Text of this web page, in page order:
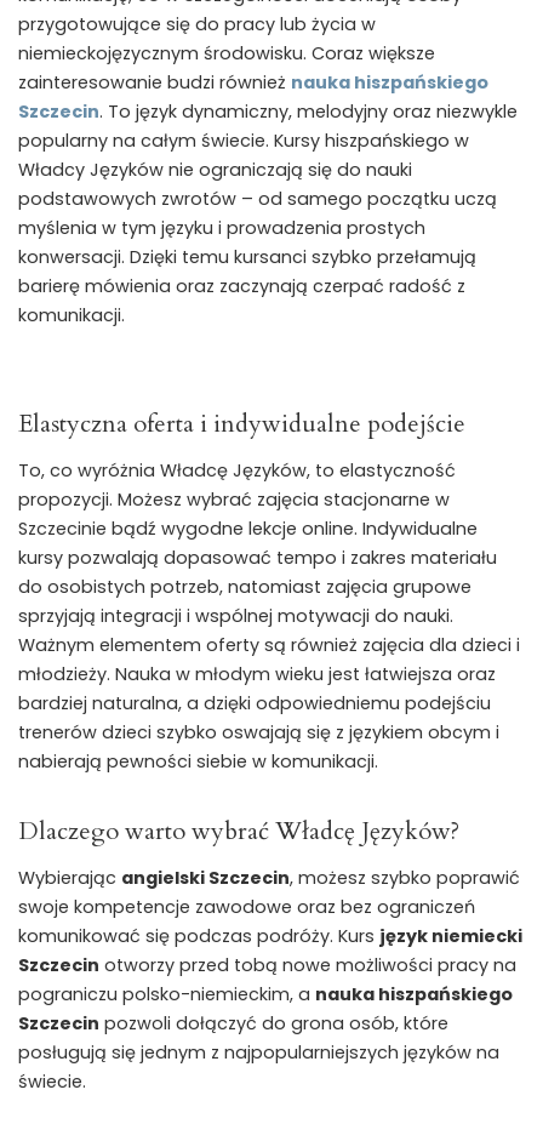
przygotowujące się do pracy lub życia w
niemieckojęzycznym środowisku. Coraz większe
zainteresowanie budzi również nauka hiszpańskiego
Szczecin. To język dynamiczny, melodyjny oraz niezwykle
popularny na całym świecie. Kursy hiszpańskiego w
Władcy Języków nie ograniczają się do nauki
podstawowych zwrotów – od samego początku uczą
myślenia w tym języku i prowadzenia prostych
konwersacji. Dzięki temu kursanci szybko przełamują
barierę mówienia oraz zaczynają czerpać radość z
komunikacji.
Elastyczna oferta i indywidualne podejście
To, co wyróżnia Władcę Języków, to elastyczność
propozycji. Możesz wybrać zajęcia stacjonarne w
Szczecinie bądź wygodne lekcje online. Indywidualne
kursy pozwalają dopasować tempo i zakres materiału
do osobistych potrzeb, natomiast zajęcia grupowe
sprzyjają integracji i wspólnej motywacji do nauki.
Ważnym elementem oferty są również zajęcia dla dzieci i
młodzieży. Nauka w młodym wieku jest łatwiejsza oraz
bardziej naturalna, a dzięki odpowiedniemu podejściu
trenerów dzieci szybko oswajają się z językiem obcym i
nabierają pewności siebie w komunikacji.
Dlaczego warto wybrać Władcę Języków?
Wybierając angielski Szczecin, możesz szybko poprawić
swoje kompetencje zawodowe oraz bez ograniczeń
komunikować się podczas podróży. Kurs język niemiecki
Szczecin otworzy przed tobą nowe możliwości pracy na
pograniczu polsko-niemieckim, a nauka hiszpańskiego
Szczecin pozwoli dołączyć do grona osób, które
posługują się jednym z najpopularniejszych języków na
świecie.